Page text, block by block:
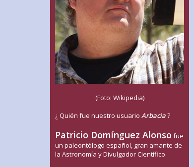
(Foto: Wikipedia)
¿ Quién fue nuestro usuario Arbacia?
Patricio Domínguez Alonso fue
un paleontólogo español, gran amante de
la Astronomía y Divulgador Científico.